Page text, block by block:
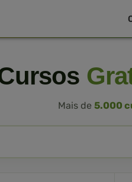
Mais de 5.000